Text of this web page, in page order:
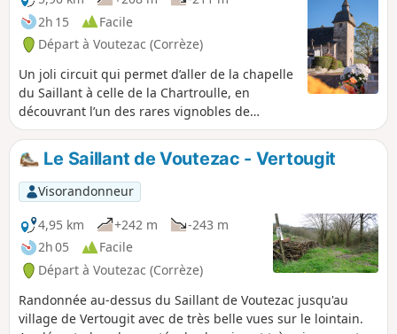
2h 15
Facile
Départ à Voutezac (Corrèze)
Un joli circuit qui permet d’aller de la chapelle
du Saillant à celle de la Chartroulle, en
découvrant l’un des rares vignobles de
Corrèze, celui des coteaux de la Vézère dans
la commune d'Allassac. Quelques raidillons et
des chemins qui peuvent être boueux à la
saison des pluies, mais un joli panorama.
Le Saillant de Voutezac - Vertougit
Visorandonneur
4,95 km
+242 m
-243 m
2h 05
Facile
Départ à Voutezac (Corrèze)
Randonnée au-dessus du Saillant de Voutezac jusqu'au
village de Vertougit avec de très belle vues sur le lointain.